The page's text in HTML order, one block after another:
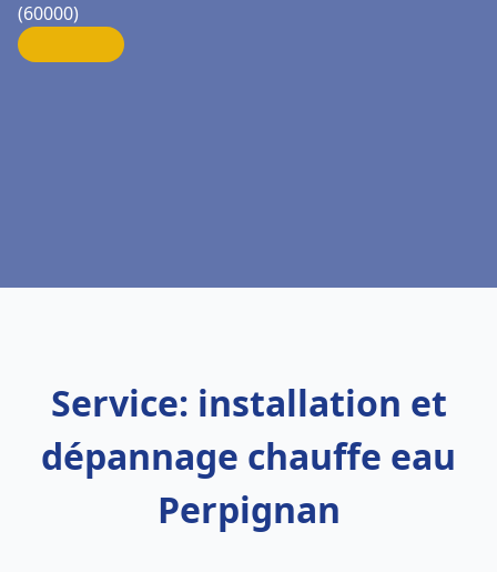
(60000)
Service: installation et
dépannage chauffe eau
Perpignan